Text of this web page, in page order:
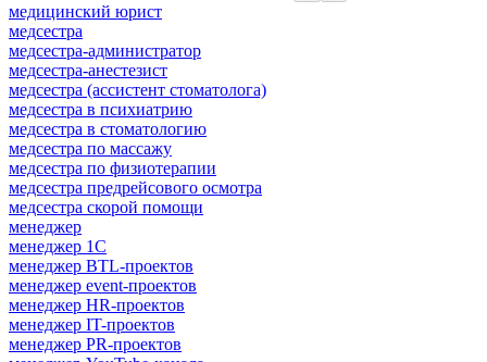
медицинский юрист
медсестра
медсестра-администратор
медсестра-анестезист
медсестра (ассистент стоматолога)
медсестра в психиатрию
медсестра в стоматологию
медсестра по массажу
медсестра по физиотерапии
медсестра предрейсового осмотра
медсестра скорой помощи
менеджер
менеджер 1С
менеджер BTL-проектов
менеджер event-проектов
менеджер HR-проектов
менеджер IT-проектов
менеджер PR-проектов